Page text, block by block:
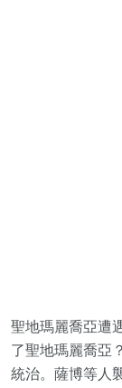
聖地瑪麗喬亞遭
了聖地瑪麗喬亞
統治。薩博等人